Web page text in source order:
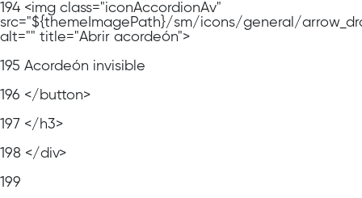
194 <img class="iconAccordionAv"
src="${themeImagePath}/sm/icons/general/
alt="" title="Abrir acordeón">
195 Acordeón invisible
196 </button>
197 </h3>
198 </div>
199